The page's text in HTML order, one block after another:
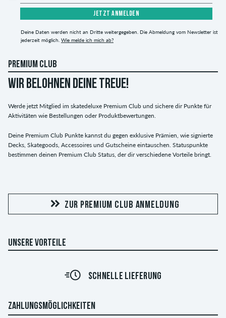
JETZT ANMELDEN
Deine Daten werden nicht an Dritte weitergegeben. Die Abmeldung vom Newsletter ist
jederzeit möglich. Wie melde ich mich ab?
PREMIUM CLUB
WIR BELOHNEN DEINE TREUE!
Werde jetzt Mitglied im skatedeluxe Premium Club und sichere dir Punkte für
Aktivitäten wie Bestellungen oder Produktbewertungen.
Deine Premium Club Punkte kannst du gegen exklusive Prämien, wie signierte
Decks, Skategoods, Accessoires und Gutscheine eintauschen. Statuspunkte
bestimmen deinen Premium Club Status, der dir verschiedene Vorteile bringt.
ZUR PREMIUM CLUB ANMELDUNG
UNSERE VORTEILE
SCHNELLE LIEFERUNG
ZAHLUNGSMÖGLICHKEITEN